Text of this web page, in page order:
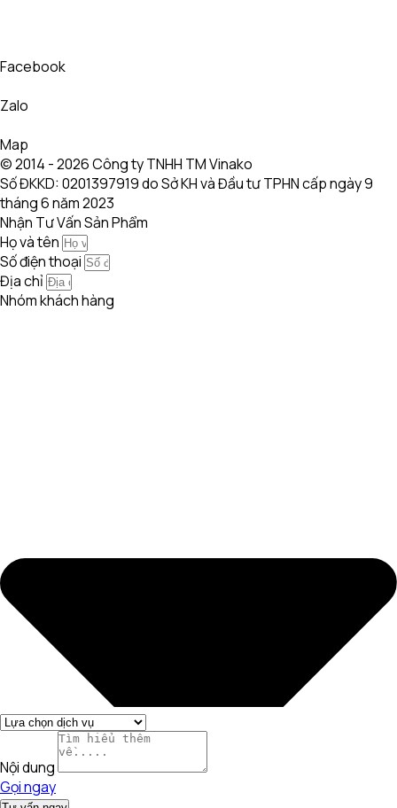
Facebook
Zalo
Map
© 2014 - 2026 Công ty TNHH TM Vinako
Số ĐKKD: 0201397919 do Sở KH và Đầu tư TPHN cấp ngày 9
tháng 6 năm 2023
Nhận Tư Vấn Sản Phẩm
Họ và tên
Số điện thoại
Địa chỉ
Nhóm khách hàng
Nội dung
Gọi ngay